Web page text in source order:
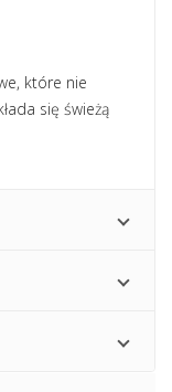
które nie
się świeżą